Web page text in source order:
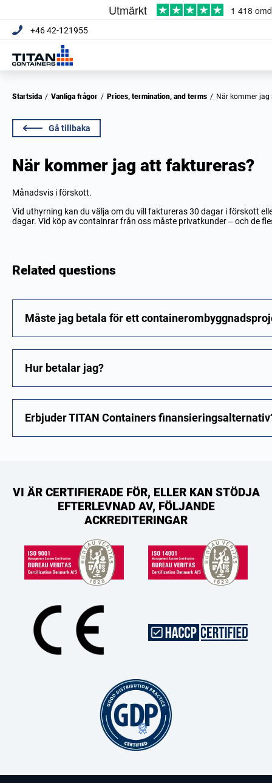
+46 42-121955
Startsida / Vanliga frågor / Prices, termination, and terms / När kommer
Gå tillbaka
När kommer jag att faktureras?
Månadsvis i förskott.
Vid uthyrning kan du välja om du vill faktureras 30 dagar i förskott
dagar. Vid köp av containrar från oss måste privatkunder – och de
Related questions
Måste jag betala för ett
Hur betalar jag?
Erbjuder TITAN Containers
VI ÄR CERTIFIERADE FÖR, ELLER KAN STÖDJA
EFTERLEVNAD AV, FÖLJANDE
ACKREDITERINGAR